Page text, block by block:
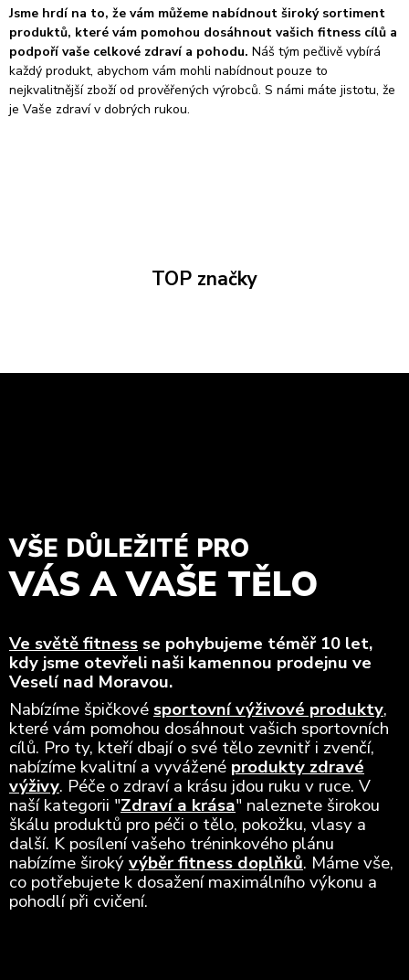
Jsme hrdí na to, že vám můžeme nabídnout široký sortiment
produktů, které vám pomohou dosáhnout vašich fitness cílů a
podpoří vaše celkové zdraví a pohodu. Náš tým pečlivě vybírá
každý produkt, abychom vám mohli nabídnout pouze to
nejkvalitnější zboží od prověřených výrobců. S námi máte jistotu, že
je Vaše zdraví v dobrých rukou.
TOP značky
VŠE DŮLEŽITÉ PRO
VÁS A VAŠE TĚLO
Ve světě fitness se pohybujeme téměř 10 let,
kdy jsme otevřeli naši kamennou prodejnu ve
Veselí nad Moravou.
Nabízíme špičkové sportovní výživové produkty,
které vám pomohou dosáhnout vašich sportovních
cílů. Pro ty, kteří dbají o své tělo zevnitř i zvenčí,
nabízíme kvalitní a vyvážené produkty zdravé
výživy. Péče o zdraví a krásu jdou ruku v ruce. V
naší kategorii "Zdraví a krása" naleznete širokou
škálu produktů pro péči o tělo, pokožku, vlasy a
další. K posílení vašeho tréninkového plánu
nabízíme širokývýběr fitness doplňků. Máme vše,
co potřebujete k dosažení maximálního výkonu a
pohodlí při cvičení.